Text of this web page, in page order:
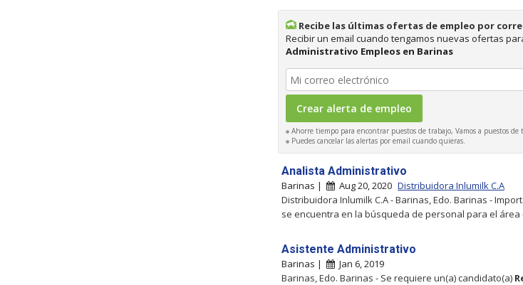
Recibe las últimas ofertas de empleo por
Recibir un email cuando tengamos nuevas ofertas
Administrativo Empleos en Barinas
Ahorre tiempo para encontrar puestos de trabajo, Vamos a puestos
Puedes cancelar las alertas por email cuando quieras.
Analista Administrativo
Barinas | Aug 20, 2020 Distribuidora Inlumilk C.A
Distribuidora Inlumilk C.A - Barinas, Edo. Barinas -
se encuentra en la búsqueda de personal para el área
Asistente Administrativo
Barinas |
Jan 6, 2019
Barinas, Edo. Barinas - Se requiere un(a) candidato(a)